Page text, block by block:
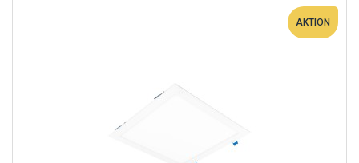
AKTION